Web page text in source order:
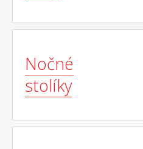
Nočné
stolíky